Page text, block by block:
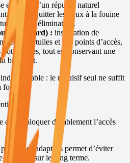
en place d’un répulsif naturel
de faire quitter les lieux à la fouine
et sans élimination.
plus tard) : installation de
des tuiles et des points d’accès,
potentielles, tout en conservant une
bâtiment.
: le répulsif seul ne suffit
de bloquer durablement l’accès
adaptées permet d’éviter
bâtiment sur le long terme.